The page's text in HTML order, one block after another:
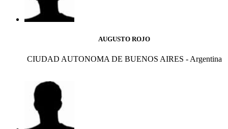
AUGUSTO ROJO
CIUDAD AUTONOMA DE BUENOS AIRES - Argentina